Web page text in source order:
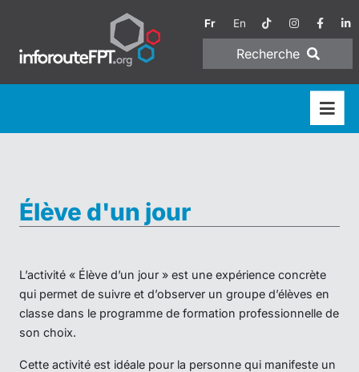
Fr En
Recherche
Élève d'un jour
L’activité « Élève d’un jour » est une expérience concrète
qui permet de suivre et d’observer un groupe d’élèves en
classe dans le programme de formation professionnelle de
son choix.
Cette activité est idéale pour la personne qui manifeste un